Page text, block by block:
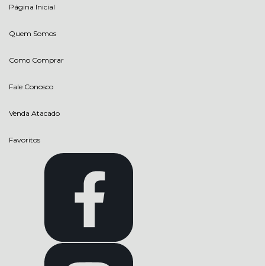
Página Inicial
Quem Somos
Como Comprar
Fale Conosco
Venda Atacado
Favoritos